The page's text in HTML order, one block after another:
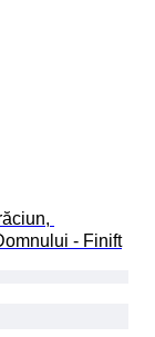
- Finift